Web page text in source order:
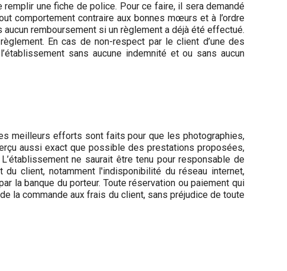
remplir une fiche de police. Pour ce faire, il sera demandé
comportement contraire aux bonnes mœurs et à l’ordre
remboursement si un règlement a déjà été effectué.
En cas de non-respect par le client d’une des
sans aucune indemnité et ou sans aucun
meilleurs efforts sont faits pour que les photographies,
aussi exact que possible des prestations proposées,
ne saurait être tenu pour responsable de
client, notamment l'indisponibilité du réseau internet,
la banque du porteur. Toute réservation ou paiement qui
la commande aux frais du client, sans préjudice de toute